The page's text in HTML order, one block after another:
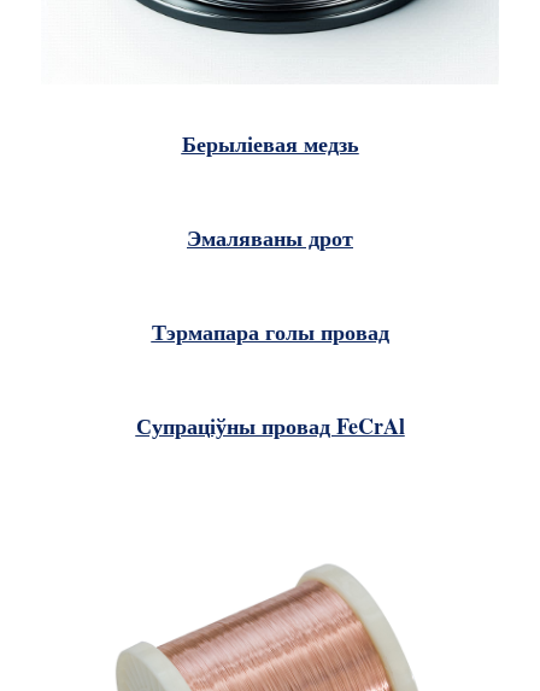
Берыліевая медзь
Эмаляваны дрот
Тэрмапара голы провад
Супраціўны провад FeCrAl